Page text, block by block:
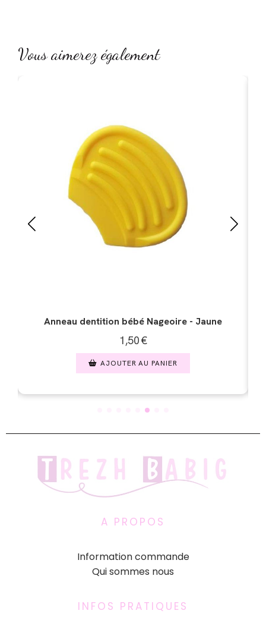
Vous aimerez également
Anneau dentition bébé roue - Jaune
1,50
AJOUTER AU PANIER
A PROPOS
Information commande
Qui sommes nous
INFOS PRATIQUES